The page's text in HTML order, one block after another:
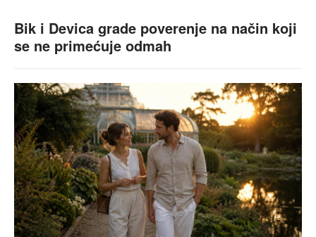
Bik i Devica grade poverenje na način koji
se ne primećuje odmah